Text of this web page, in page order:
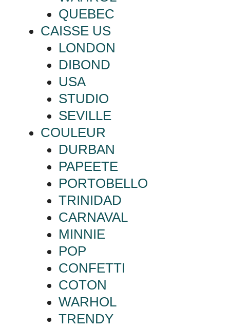
QUEBEC
CAISSE US
LONDON
DIBOND
USA
STUDIO
SEVILLE
COULEUR
DURBAN
PAPEETE
PORTOBELLO
TRINIDAD
CARNAVAL
MINNIE
POP
CONFETTI
COTON
WARHOL
TRENDY